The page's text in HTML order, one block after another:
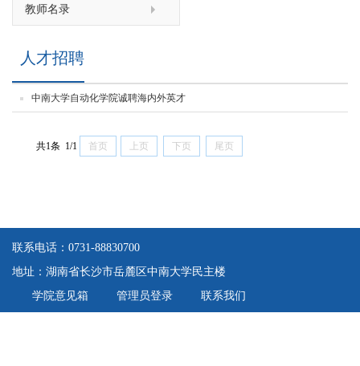
教师名录
人才招聘
中南大学自动化学院诚聘海内外英才
共1条 1/1 首页 上页 下页 尾页
联系电话：0731-88830700
地址：湖南省长沙市岳麓区中南大学民主楼
学院意见箱
管理员登录 联系我们